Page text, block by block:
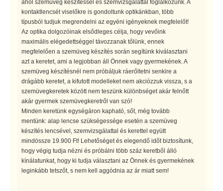
ahol szemüveg készítéssel és szemvizsgálattal foglalkozunk. A
kontaktlencsét viselőkre is gondoltunk optikánkban, több
típusból tudjuk megrendelni az egyéni igényeknek megfelelőt!
Az optika dolgozóinak elsődleges célja, hogy vevőink
maximális elégedettséggel távozzanak tőlünk, ennek
megfelelően a szemüveg készítés során segítünk kiválasztani
azt a keretet, ami a legjobban áll Önnek vagy gyermekének. A
szemüveg készítésnél nem próbáljuk ráerőltetni senkire a
drágább keretet, a kifutott modelleket nem akciózzuk vissza, s a
szemüvegkeretek között nem teszünk különbséget akár felnőtt
akár gyermek szemüvegkeretről van szó!
Minden keretünk egységáron kapható, sőt, még tovább
mentünk: alap lencse szükségessége esetén a szemüveg
készítés lencsével, szemvizsgálattal és kerettel együtt
mindössze 19.900 Ft! Lehetőséget és elegendő időt biztosítunk,
hogy végig tudja nézni és próbálni több száz keretből álló
kínálatunkat, hogy ki tudja választani az Önnek és gyermekének
leginkább tetszőt, s nem kell aggódnia az ár miatt sem!